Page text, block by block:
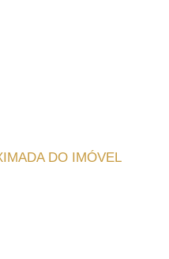
DO IMÓVEL